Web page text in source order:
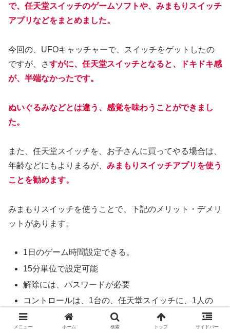
で、任天堂スイッチのゲームソフトや、みまもりスイッチ
アプリなどをまとめました。
今回の、UFOキャッチャーで、スイッチをゲットしたの
ですが、さすがに、任天堂スイッチとなると、ドキドキ感
が、半端なかったです。
ぬいぐるみなどとは違う、感覚を味わうことができまし
た。
また、任天堂スイッチを、お子さんに買ってやる場合は、
年齢などにもよりまるが、 みまもりスイッチアプリを使う
ことを勧めます。
みまもりスイッチを使うことで、下記のメリット・デメリ
ットがあります。
1日のゲーム時間設定できる。
15分単位で設定可能
解除には、パスワードが必要
コントロールは、1台の、任天堂スイッチに、1人の
み
メニュー ホーム 検索 トップ サイドバー